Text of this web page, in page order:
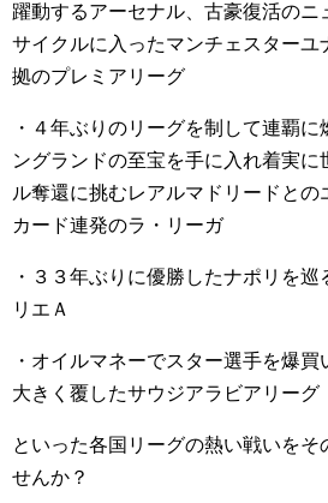
躍動するアーセナル、古豪復活のニ
サイクルに入ったマンチェスターユ
拠のプレミアリーグ
・４年ぶりのリーグを制して連覇
ングランドの至宝を手に入れ着実に
ル奪還に挑むレアルマドリードと
カード連発のラ・リーガ
・３３年ぶりに優勝したナポリを
リエＡ
・オイルマネーでスター選手を爆
大きく覆したサウジアラビアリーグ
といった各国リーグの熱い戦いをそ
せんか？